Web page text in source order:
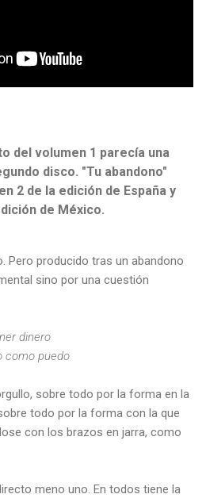
del volumen 1 parecía una
disco. "Tu abandono"
2 de la edición de España y
de México.
Pero producido tras un abandono
sino por una cuestión
dinero
como puedo
sobre todo por la forma en la
todo por la forma con la que
con los brazos en jarra, como
meno uno. En todos tiene la